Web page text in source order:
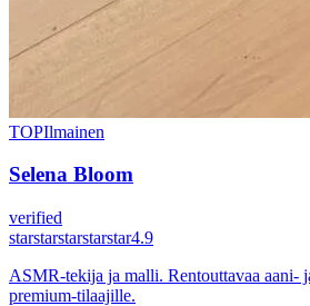
TOPIlmainen
Selena Bloom
verified
starstarstarstarstar4.9
ASMR-tekija ja malli. Rentouttavaa aani-
premium-tilaajille.